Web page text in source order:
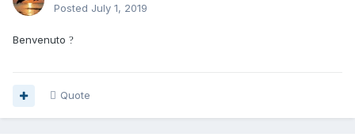
Posted July 1, 2019
Benvenuto ?
Quote